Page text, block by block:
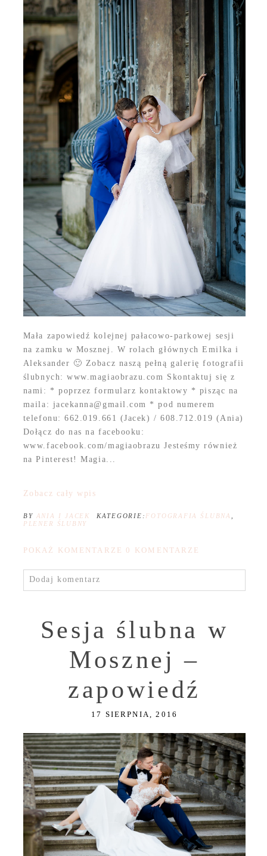
Mała zapowiedź kolejnej pałacowo-parkowej sesji
na zamku w Mosznej. W rolach głównych Emilka i
Aleksander 🙂 Zobacz naszą pełną galerię fotografii
ślubnych: www.magiaobrazu.com Skontaktuj się z
nami: * poprzez formularz kontaktowy * pisząc na
maila: jacekanna@gmail.com * pod numerem
telefonu: 662.019.661 (Jacek) / 608.712.019 (Ania)
Dołącz do nas na facebooku:
www.facebook.com/magiaobrazu Jesteśmy również
na Pinterest! Magia...
Zobacz cały wpis
BY ANIA I JACEK KATEGORIE: FOTOGRAFIA ŚLUBNA ,
PLENER ŚLUBNY
POKAŻ KOMENTARZE 0 KOMENTARZE
Dodaj komentarz
Sesja ślubna w
Mosznej –
zapowiedź
17 SIERPNIA, 2016